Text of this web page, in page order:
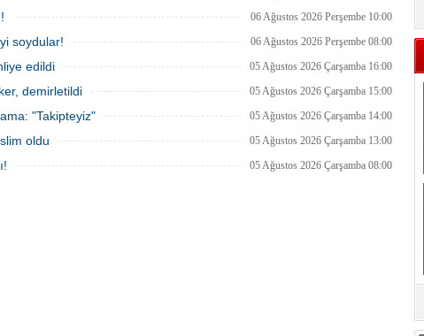
06 Ağustos 2026 Perşembe 10:00
soydular! 06 Ağustos 2026 Perşembe 08:00
edildi 05 Ağustos 2026 Çarşamba 16:00
demirletildi 05 Ağustos 2026 Çarşamba 15:00
"Takipteyiz" 05 Ağustos 2026 Çarşamba 14:00
oldu 05 Ağustos 2026 Çarşamba 13:00
05 Ağustos 2026 Çarşamba 08:00